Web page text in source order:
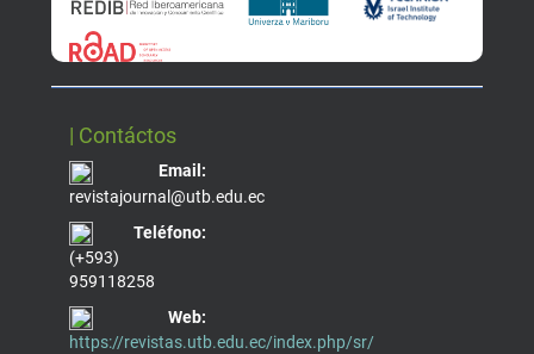
| Contáctos
Email:
revistajournal@utb.edu.ec
Teléfono:
(+593)
959118258
Web:
https://revistas.utb.edu.ec/index.php/sr/